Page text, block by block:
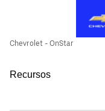
Chevrolet - OnStar
Recursos